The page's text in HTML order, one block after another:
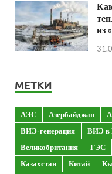
из
МЕТКИ
АЭС Азербайджан
ВИЭ-генерация
ВИЭ в
Великобритания
ГЭС
Казахстан
Китай